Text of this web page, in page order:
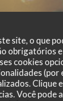
site, o que
obrigatórios
cookies
(por
Clique
Você pode